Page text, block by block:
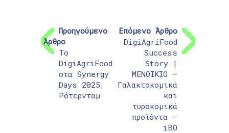
Προηγούμενο
Άρθρο
Το
DigiAgriFood
στα Synergy
Days 2025,
Ρότερνταμ
Επόμενο Άρθρο
DigiAgriFood
Success
Story |
ΜΕΝΟΙΚΙΟ –
Γαλακτοκομικά
και
τυροκομικά
προϊόντα –
iBO